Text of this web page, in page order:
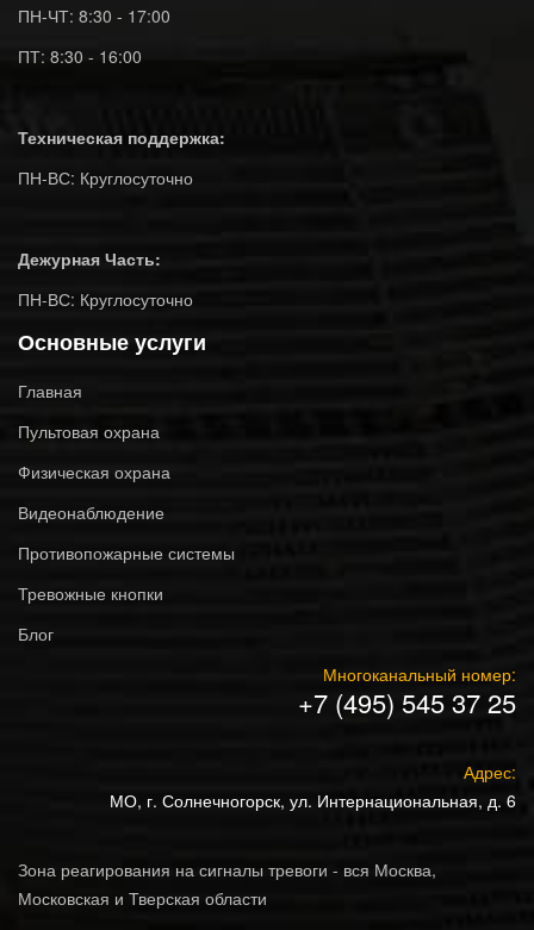
ПН-ЧТ: 8:30 - 17:00
ПТ: 8:30 - 16:00
Техническая поддержка:
ПН-ВС: Круглосуточно
Дежурная Часть:
ПН-ВС: Круглосуточно
Основные услуги
Главная
Пультовая охрана
Физическая охрана
Видеонаблюдение
Противопожарные системы
Тревожные кнопки
Блог
Многоканальный номер:
+7 (495) 545 37 25
Адрес:
МО, г. Солнечногорск, ул. Интернациональная, д. 6
Зона реагирования на сигналы тревоги - вся Москва,
Московская и Тверская области